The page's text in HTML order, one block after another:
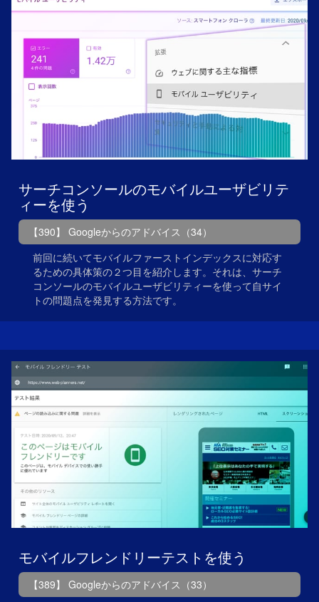
サーチコンソールのモバイルユーザビリテ
ィーを使う
【390】 Googleからのアドバイス（34）
前回に続いてモバイルファーストインデックスに対応す
るための具体策の２つ目を紹介します。それは、サーチ
コンソールのモバイルユーザビリティーを使って自サイ
トの問題点を発見する方法です。
モバイルフレンドリーテストを使う
【389】 Googleからのアドバイス（33）